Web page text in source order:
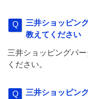
三井ショッピン
教えてください
三井ショッピングパ
ください。
三井ショッピン